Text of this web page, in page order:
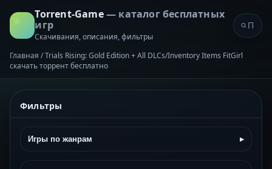
Torrent-Game— каталог бесплатных
игр
Скачивания, описания, фильтры
Главная /Trials Rising: Gold Edition + All DLCs/Inventory Items FitGirl
скачать торрент бесплатно
Фильтры
Игры по жанрам ▸